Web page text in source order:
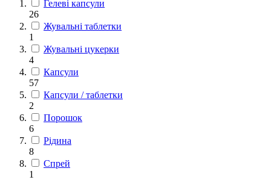
Гелеві капсули
26
Жувальні таблетки
1
Жувальні цукерки
4
Капсули
57
Капсули / таблетки
2
Порошок
6
Рідина
8
Спрей
1